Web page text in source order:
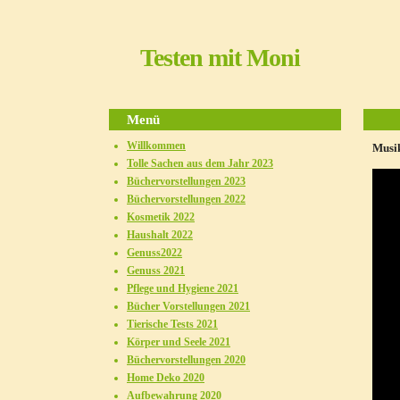
Testen mit Moni
Menü
Willkommen
Tolle Sachen aus dem Jahr 2023
Büchervorstellungen 2023
Büchervorstellungen 2022
Kosmetik 2022
Haushalt 2022
Genuss2022
Genuss 2021
Pflege und Hygiene 2021
Bücher Vorstellungen 2021
Tierische Tests 2021
Körper und Seele 2021
Büchervorstellungen 2020
Home Deko 2020
Aufbewahrung 2020